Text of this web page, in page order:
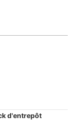
d'entrepôt